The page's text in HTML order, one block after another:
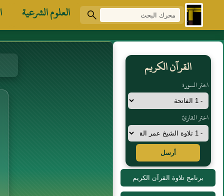
العلوم الشرعية
القرآن الكريم
اختر السورة
اختر القارئ
أرسل
برنامج تلاوة القرآن الكريم